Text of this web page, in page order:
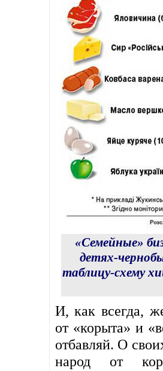
«Семейные»
детях-
таблицу-схему
И, как всегда,
от «корыта» и
отбавляй. О
народ от